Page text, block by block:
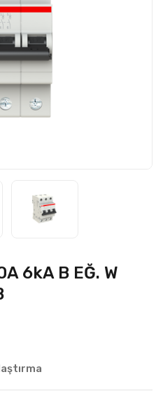
6kA B EĞ. W